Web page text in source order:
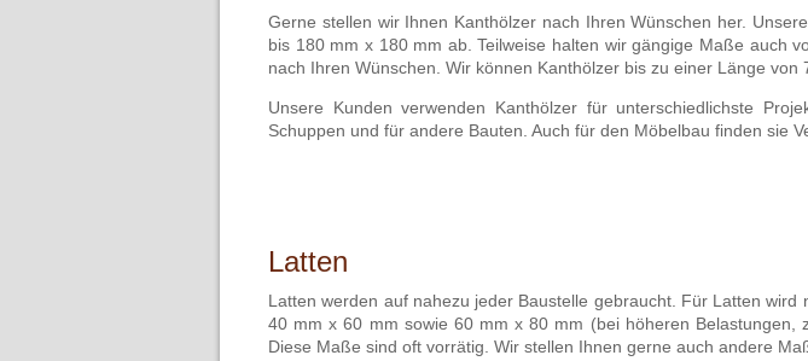
Gerne stellen wir Ihnen Kanthölzer nach Ihren Wünschen her.
bis 180 mm x 180 mm ab. Teilweise halten wir gängige Maße auch
nach Ihren Wünschen. Wir können Kanthölzer bis zu einer Länge von
Unsere Kunden verwenden Kanthölzer für unterschiedlichste
Schuppen und für andere Bauten. Auch für den Möbelbau finden sie
Latten
Latten werden auf nahezu jeder Baustelle gebraucht. Für Latten
40 mm x 60 mm sowie 60 mm x 80 mm (bei höheren Belastungen,
Diese Maße sind oft vorrätig. Wir stellen Ihnen gerne auch andere